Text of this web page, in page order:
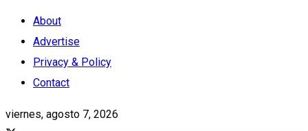
About
Advertise
Privacy & Policy
Contact
viernes, agosto 7, 2026